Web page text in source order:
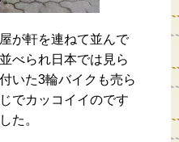
が軒を連ねて並んで
べられ日本では見ら
いた3輪バイクも売ら
でカッコイイのです
た。